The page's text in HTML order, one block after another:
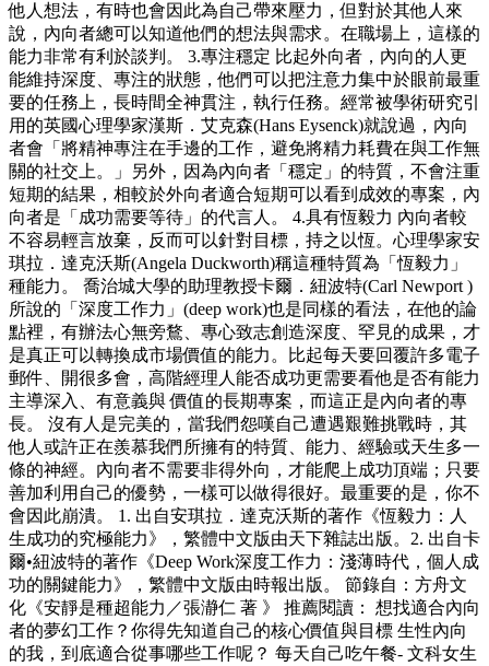
他人想法，有時也會因此為自己帶來壓力，但對於其他人來
說，內向者總可以知道他們的想法與需求。在職場上，這樣的
能力非常有利於談判。 3.專注穩定 比起外向者，內向的人更
能維持深度、專注的狀態，他們可以把注意力集中於眼前最重
要的任務上，長時間全神貫注，執行任務。經常被學術研究引
用的英國心理學家漢斯．艾克森(Hans Eysenck)就說過，內向
者會「將精神專注在手邊的工作，避免將精力耗費在與工作無
關的社交上。」另外，因為內向者「穩定」的特質，不會注重
短期的結果，相較於外向者適合短期可以看到成效的專案，內
向者是「成功需要等待」的代言人。 4.具有恆毅力 內向者較
不容易輕言放棄，反而可以針對目標，持之以恆。心理學家安
琪拉．達克沃斯(Angela Duckworth)稱這種特質為「恆毅力」
種能力。 喬治城大學的助理教授卡爾．紐波特(Carl Newport )
所說的「深度工作力」(deep work)也是同樣的看法，在他的論
點裡，有辦法心無旁鶩、專心致志創造深度、罕見的成果，才
是真正可以轉換成市場價值的能力。比起每天要回覆許多電子
郵件、開很多會，高階經理人能否成功更需要看他是否有能力
主導深入、有意義與 價值的長期專案，而這正是內向者的專
長。 沒有人是完美的，當我們怨嘆自己遭遇艱難挑戰時，其
他人或許正在羨慕我們所擁有的特質、能力、經驗或天生多一
條的神經。內向者不需要非得外向，才能爬上成功頂端；只要
善加利用自己的優勢，一樣可以做得很好。最重要的是，你不
會因此崩潰。 1. 出自安琪拉．達克沃斯的著作《恆毅力：人
生成功的究極能力》，繁體中文版由天下雜誌出版。2. 出自卡
爾•紐波特的著作《Deep Work深度工作力：淺薄時代，個人成
功的關鍵能力》，繁體中文版由時報出版。 節錄自：方舟文
化《安靜是種超能力／張瀞仁 著 》 推薦閱讀： 想找適合內向
者的夢幻工作？你得先知道自己的核心價值與目標 生性內向
的我，到底適合從事哪些工作呢？ 每天自己吃午餐- 文科女生